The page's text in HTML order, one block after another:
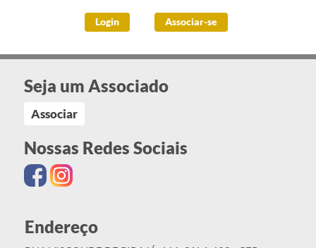
Login Associar-se
Seja um Associado
Associar
Nossas Redes Sociais
Endereço